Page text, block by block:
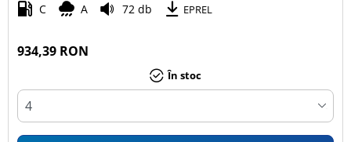
C A 72 db EPREL
934,39 RON
În stoc